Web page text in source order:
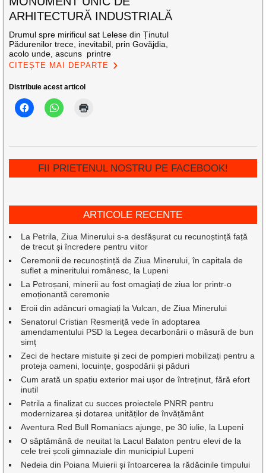
ARHITECTURĂ INDUSTRIALĂ
Drumul spre mirificul sat Lelese din Ținutul
Pădurenilor trece, inevitabil, prin Govăjdia,
acolo unde, ascuns printre
CITEȘTE MAI DEPARTE
Distribuie acest articol
FII PRIETENUL NOSTRU PE FACEBOOK!
ARTICOLE RECENTE
La Petrila, Ziua Minerului s-a desfășurat cu recunoștință față
de trecut și încredere pentru viitor
Ceremonii de recunoștință de Ziua Minerului, în capitala de
suflet a mineritului românesc, la Lupeni
La Petroșani, minerii au fost omagiați de ziua lor printr-o
emoționantă ceremonie
Eroii din adâncuri omagiați la Vulcan, de Ziua Minerului
Senatorul Cristian Resmeriță vede în adoptarea
amendamentului PSD la Legea decarbonării o măsură de bun
simț
Zeci de hectare mistuite și zeci de pompieri mobilizați pentru a
proteja oameni, locuințe, gospodării și păduri
Cum arată un spațiu exterior mai ușor de întreținut, fără efort
inutil
Petrila a finalizat cu succes proiectele PNRR pentru
modernizarea și dotarea unităților de învățământ
Aventura Red Bull Romaniacs ajunge, pe 30 iulie, la Lupeni
O săptămână de neuitat la Lacul Balaton pentru elevi de la
cele trei școli gimnaziale din municipiul Lupeni
Nedeia din Poiana Muierii și întoarcerea la rădăcinile timpului